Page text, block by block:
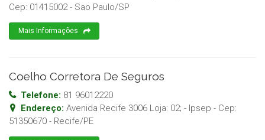
Cep: 01415002- Sao Paulo/SP
Mais Informações
Coelho Corretora De Seguros
Telefone: 81 96012220
Endereço: Avenida Recife 3006 Loja: 02; - Ipsep - Cep:
51350670 - Recife/PE